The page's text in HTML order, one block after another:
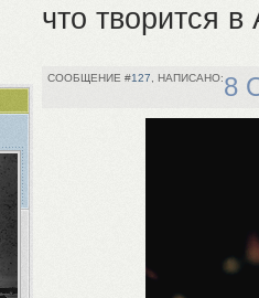
что творится
127 8